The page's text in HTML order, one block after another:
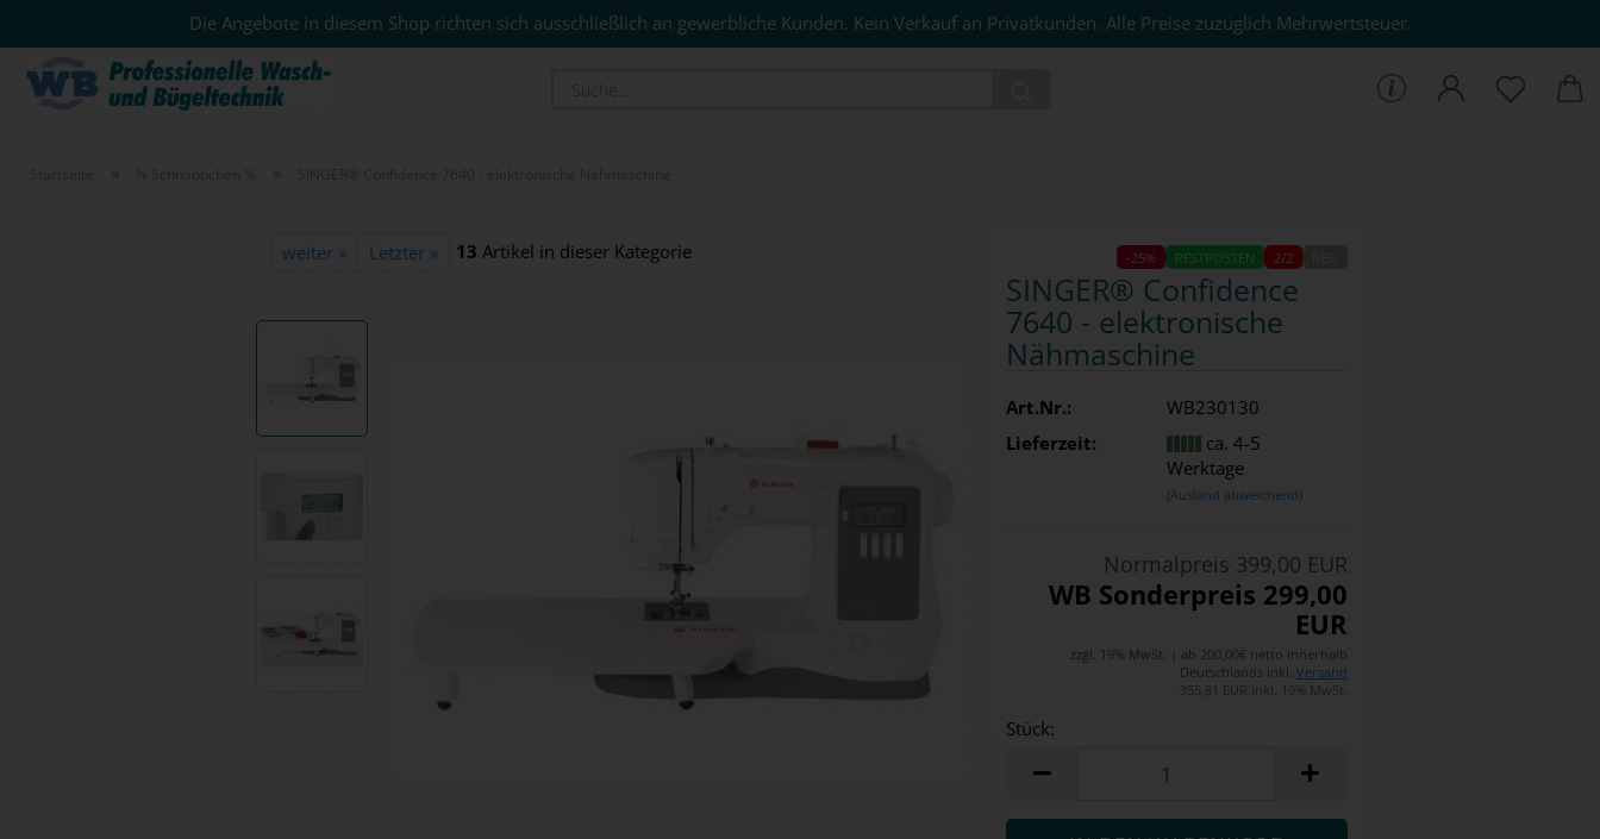
Die Angebote in diesem Shop richten sich ausschließlich an gewerbliche Kunden. Kein Verkauf an Privatkunden. Alle Preise zuzüglich Mehrwertsteuer.
weiter » Letzter » 13 Artikel in dieser Kategorie -25% RESTPOSTEN 2/2
SIN­GER® Con­fi­dence
7640 - elek­tro­ni­sche
Näh­ma­schi­ne
Art.Nr.:
WB230130
Lieferzeit:
ca. 4-5
Werktage
(Ausland abweichend)
Normalpreis 399,00 EUR
WB Sonderpreis 299,00
EUR
zzgl. 19% MwSt. | ab 200,00€ netto innerhalb
Deutschlands inkl. Versand
355,81 EUR inkl. 19% MwSt.
Stück:
Stück